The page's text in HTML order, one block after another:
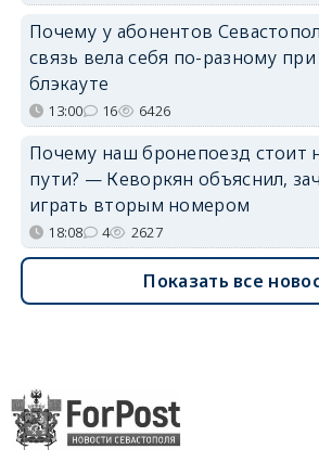
Почему у абонентов
связь вела себя по-разному
блэкауте
13:00 16 6426
Почему наш бронепоезд стоит
пути? — Кеворкян объяснил,
играть вторым номером
18:08 4 2627
Показать все